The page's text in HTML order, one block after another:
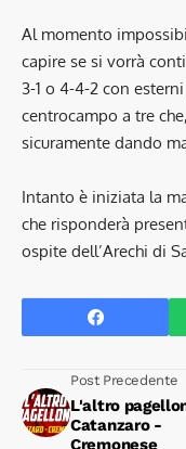
Al momento
capire se si vorrà
3-1 o 4-4-2 con
centrocampo a tre
sicuramente dando
Intanto è iniziata la
che risponderà
ospite dell’Arechi di
Post Precedente
L'altro
Catanzaro -
Cremonese